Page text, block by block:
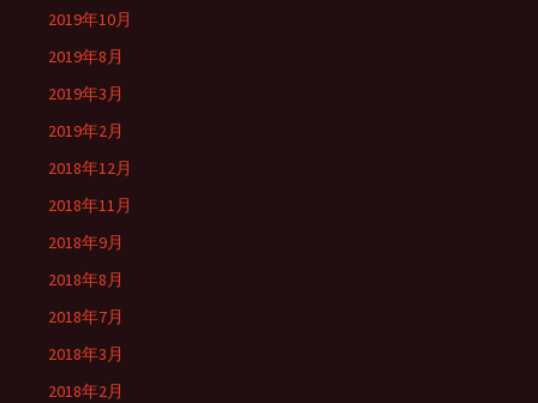
2019年10月
2019年8月
2019年3月
2019年2月
2018年12月
2018年11月
2018年9月
2018年8月
2018年7月
2018年3月
2018年2月